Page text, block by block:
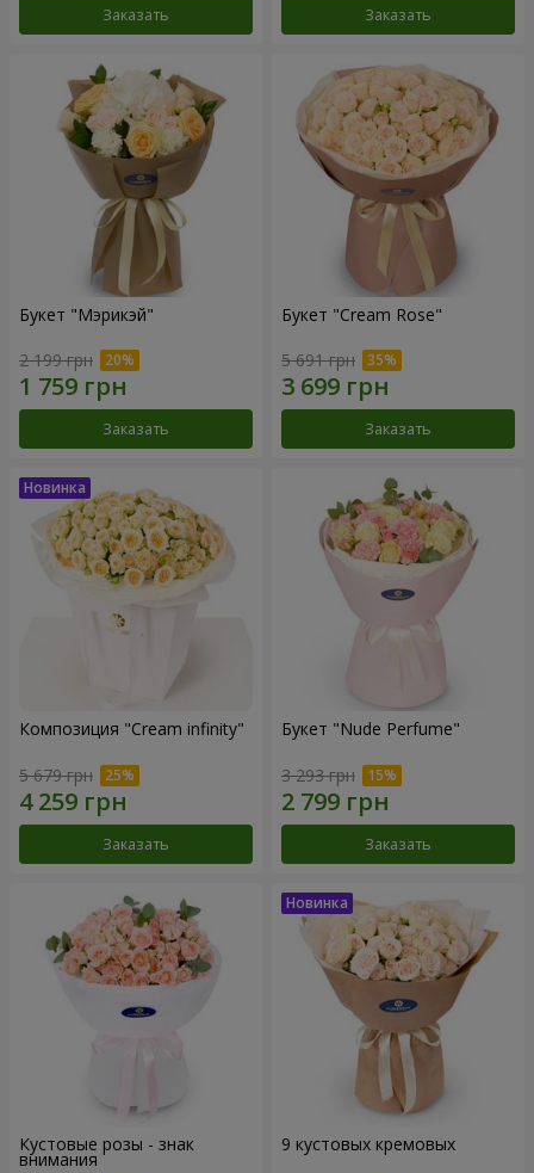
Заказать Заказать
Букет "Мэрикэй"
2 199 грн
Заказать
Букет "Cream Rose"
5 691 грн
Заказать
Композиция "Cream infinity"
5 679 грн
Заказать
Букет "Nude Perfume"
3 293 грн
Заказать
Кустовые розы - знак
внимания
9 кустовых кремовых